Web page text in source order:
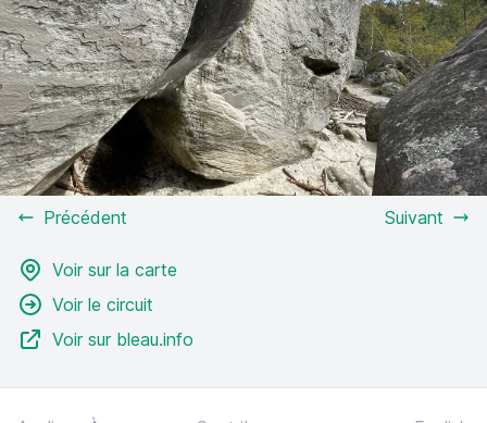
Précédent Suivant
Voir sur la carte
Voir le circuit
Voir sur bleau.info